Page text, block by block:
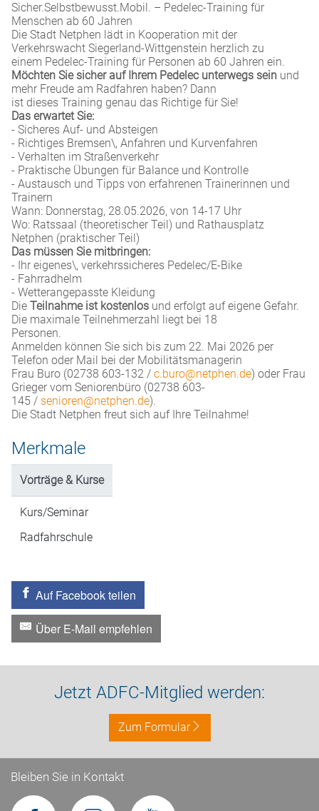
Sicher.Selbstbewusst.Mobil. – Pedelec-Training für
Menschen ab 60 Jahren
Die Stadt Netphen lädt in Kooperation mit der
Verkehrswacht Siegerland-Wittgenstein herzlich zu
einem Pedelec-Training für Personen ab 60 Jahren ein.
Möchten Sie sicher auf Ihrem Pedelec unterwegs sein und
mehr Freude am Radfahren haben? Dann
ist dieses Training genau das Richtige für Sie!
Das erwartet Sie:
- Sicheres Auf- und Absteigen
- Richtiges Bremsen\, Anfahren und Kurvenfahren
- Verhalten im Straßenverkehr
- Praktische Übungen für Balance und Kontrolle
- Austausch und Tipps von erfahrenen Trainerinnen und
Trainern
Wann: Donnerstag, 28.05.2026, von 14-17 Uhr
Wo: Ratssaal (theoretischer Teil) und Rathausplatz
Netphen (praktischer Teil)
Das müssen Sie mitbringen:
- Ihr eigenes\, verkehrssicheres Pedelec/E-Bike
- Fahrradhelm
- Wetterangepasste Kleidung
Die Teilnahme ist kostenlos und erfolgt auf eigene Gefahr.
Die maximale Teilnehmerzahl liegt bei 18
Personen.
Anmelden können Sie sich bis zum 22. Mai 2026 per
Telefon oder Mail bei der Mobilitätsmanagerin
Frau Buro (02738 603-132 / c.buro@netphen.de) oder Frau
Grieger vom Seniorenbüro (02738 603-
145 / senioren@netphen.de).
Die Stadt Netphen freut sich auf Ihre Teilnahme!
Merkmale
Vorträge & Kurse
Kurs/Seminar
Radfahrschule
Auf Facebook teilen
Über E-Mail empfehlen
Jetzt ADFC-Mitglied werden:
Zum Formular
Bleiben Sie in Kontakt